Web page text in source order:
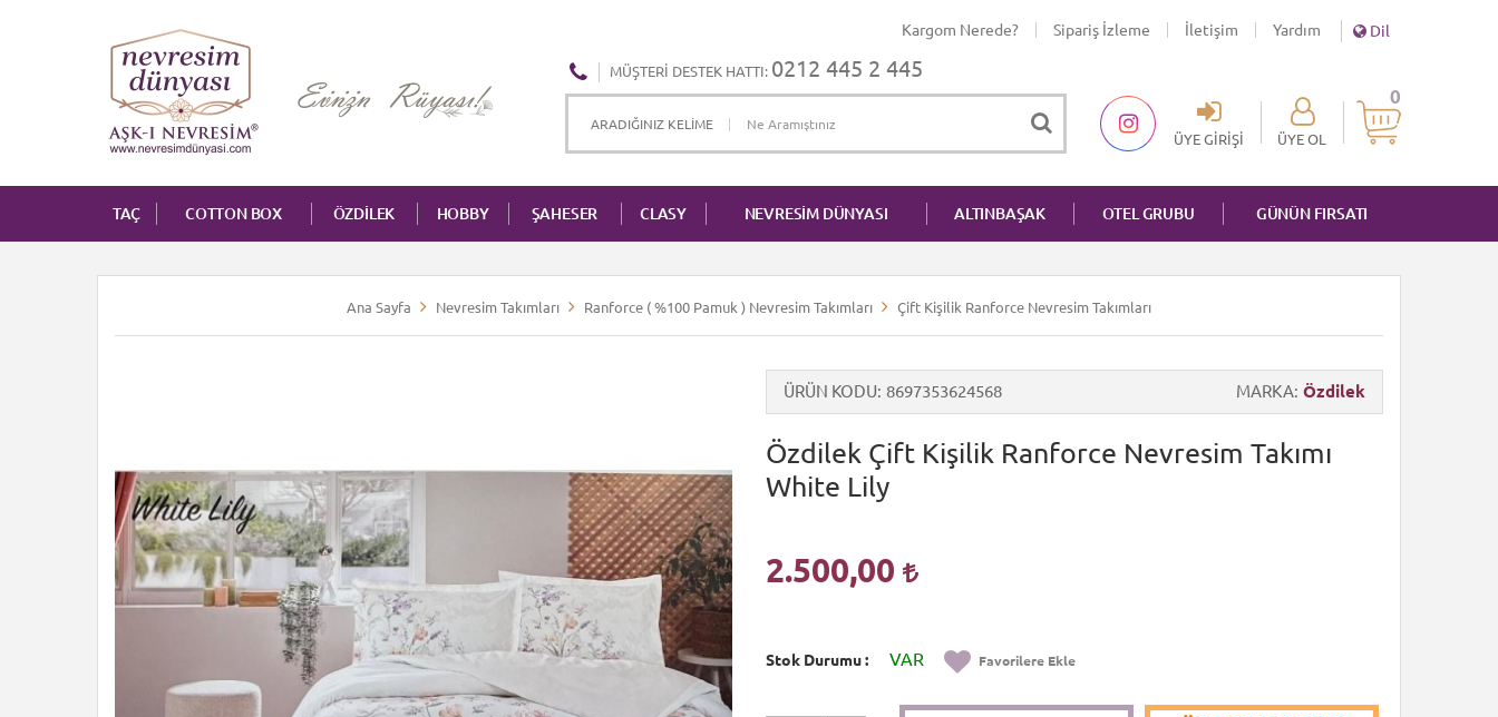
Kargom Nerede? Sipariş İzleme İletişim Yardım Dil
0
ÜYE GIRIŞI ÜYE OL
MÜŞTERI DESTEK HATTI: 0212 445 2 445
TAÇ COTTON BOX ÖZDİLEK HOBBY ŞAHESER CLASY NEVRESİM DÜNYASI ALTINBAŞAK OTEL GRUBU GÜNÜN FIRSATI
Ana Sayfa Nevresim Takımları Ranforce ( %100 Pamuk ) Nevresim Takımları Çift Kişilik Ranforce Nevresim Takımları
ÜRÜN KODU 8697353624568 MARKA Özdilek
Özdilek Çift Kişilik Ranforce Nevresim Takımı
White Lily
2.500,00
Stok Durumu VAR Favorilere Ekle